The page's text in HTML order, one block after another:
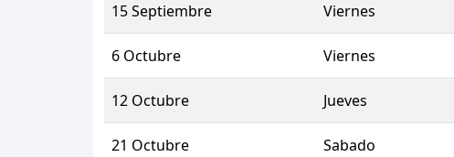
15 Septiembre Viernes
6 Octubre Viernes
12 Octubre Jueves
21 Octubre Sabado